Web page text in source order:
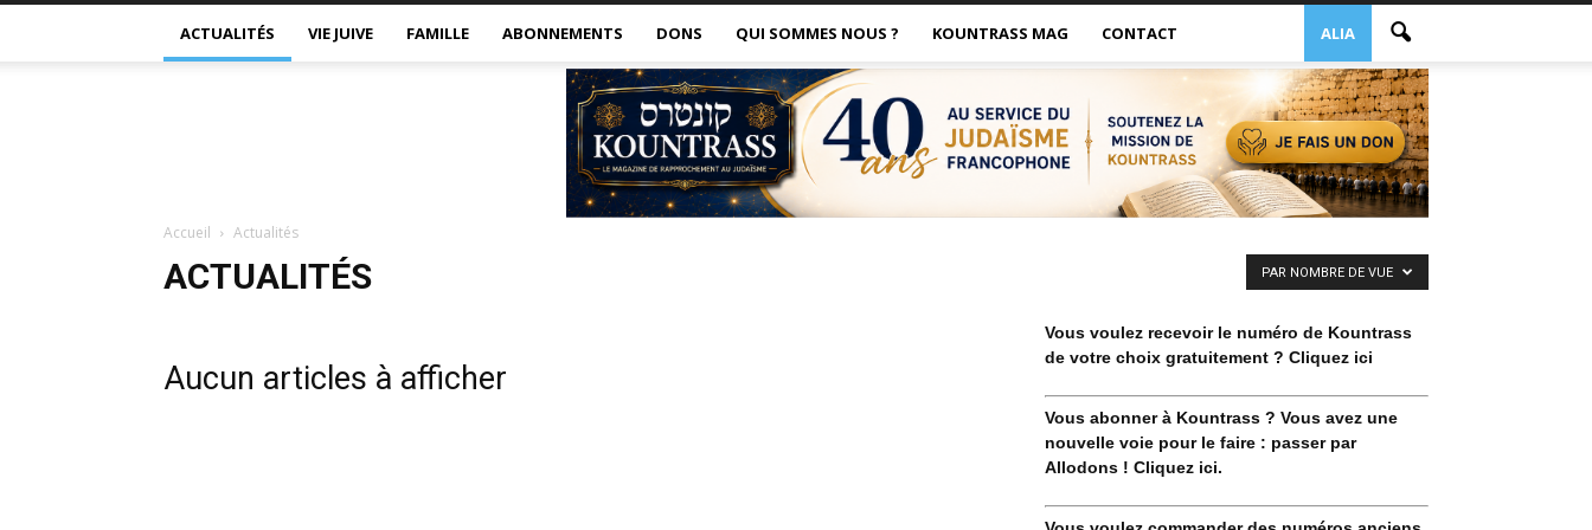
ACTUALITÉS VIE JUIVE FAMILLE ABONNEMENTS DONS ALIA
QUI SOMMES NOUS ? KOUNTRASS MAG CONTACT
Accueil Actualités
ACTUALITÉS PAR NOMBRE DE VUE
Aucun articles à afficher
Vous voulez recevoir le numéro de Kountrass
de votre choix gratuitement ? Cliquez ici
Vous abonner à Kountrass ? Vous avez une
nouvelle voie pour le faire : passer par
Allodons ! Cliquez ici.